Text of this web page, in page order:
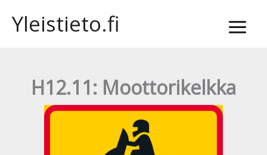
sisältöön
Yleistieto.fi
H12.11: Moottorikelkka